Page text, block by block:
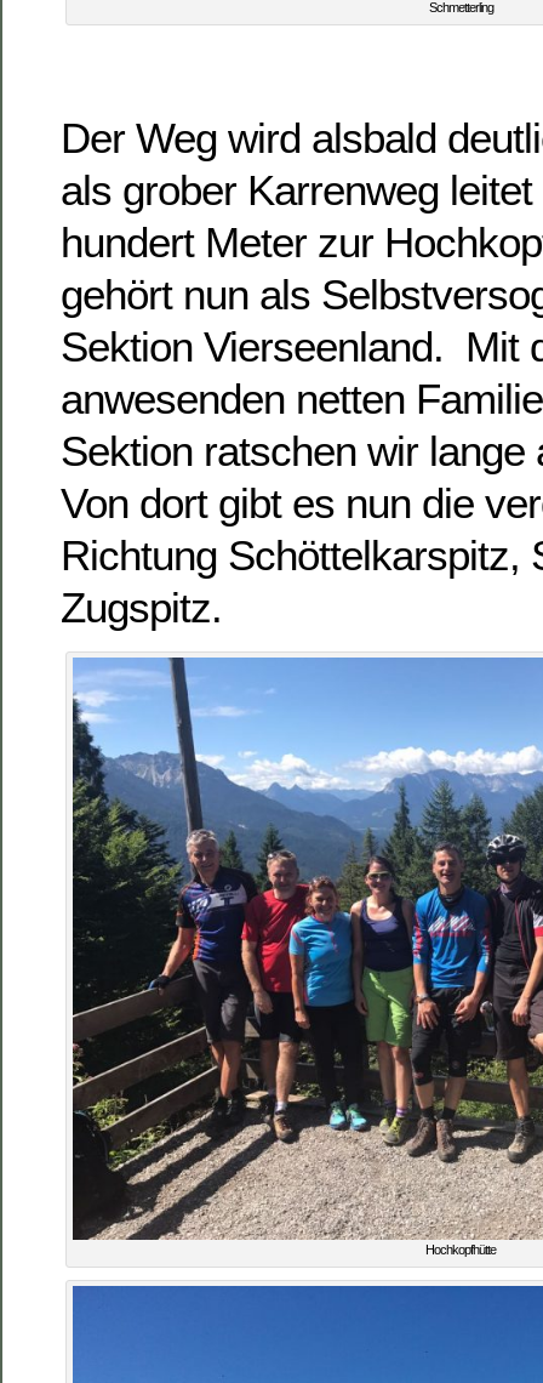
Schmetterling
Der Weg wird alsbald
als grober Karrenweg
hundert Meter zur
gehört nun als
Sektion Vierseenland. Mit
anwesenden netten
Sektion ratschen wir lange
Von dort gibt es nun die
Richtung Schöttelkarspitz,
Zugspitz.
Hochkopfhütte